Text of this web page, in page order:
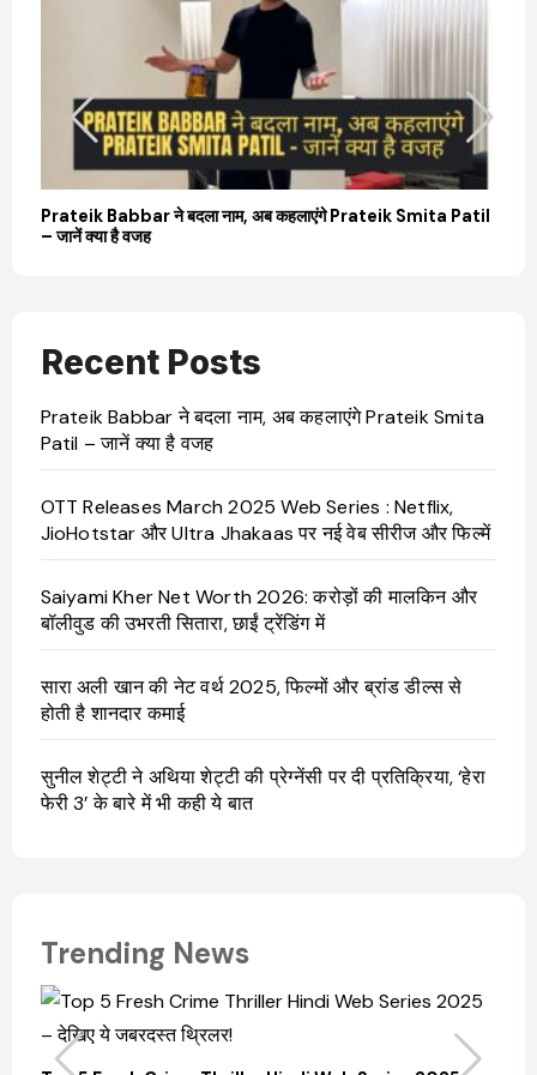
Prateik Babbar ने बदला नाम, अब कहलाएंगे Prateik Smita Patil
– जानें क्या है वजह
Recent Posts
Prateik Babbar ने बदला नाम, अब कहलाएंगे Prateik Smita
Patil – जानें क्या है वजह
OTT Releases March 2025 Web Series : Netflix,
JioHotstar और Ultra Jhakaas पर नई वेब सीरीज और फिल्में
Saiyami Kher Net Worth 2026: करोड़ों की मालकिन और
बॉलीवुड की उभरती सितारा, छाईं ट्रेंडिंग में
सारा अली खान की नेट वर्थ 2025, फिल्मों और ब्रांड डील्स से
होती है शानदार कमाई
सुनील शेट्टी ने अथिया शेट्टी की प्रेग्नेंसी पर दी प्रतिक्रिया, ‘हेरा
फेरी 3’ के बारे में भी कही ये बात
Trending News